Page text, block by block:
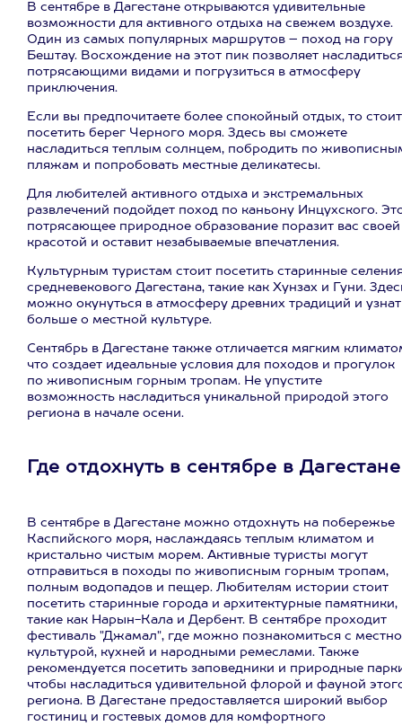
В сентябре в Дагестане открываются удивительные
возможности для активного отдыха на свежем воздухе.
Один из самых популярных маршрутов – поход на гору
Бештау. Восхождение на этот пик позволяет
потрясающими видами и погрузиться в атмосферу
приключения.
Если вы предпочитаете более спокойный отдых, то стоит
посетить берег Черного моря. Здесь вы сможете
насладиться теплым солнцем, побродить по
пляжам и попробовать местные деликатесы.
Для любителей активного отдыха и экстремальных
развлечений подойдет поход по каньону Инцухского.
потрясающее природное образование поразит вас своей
красотой и оставит незабываемые впечатления.
Культурным туристам стоит посетить старинные
средневекового Дагестана, такие как Хунзах и Гуни.
можно окунуться в атмосферу древних традиций и
больше о местной культуре.
Сентябрь в Дагестане также отличается мягким
что создает идеальные условия для походов и прогулок
по живописным горным тропам. Не упустите
возможность насладиться уникальной природой этого
региона в начале осени.
Где отдохнуть в сентябре в Дагестане
В сентябре в Дагестане можно отдохнуть на побережье
Каспийского моря, наслаждаясь теплым климатом и
кристально чистым морем. Активные туристы могут
отправиться в походы по живописным горным тропам,
полным водопадов и пещер. Любителям истории стоит
посетить старинные города и архитектурные памятники,
такие как Нарын-Кала и Дербент. В сентябре проходит
фестиваль "Джамал", где можно познакомиться с
культурой, кухней и народными ремеслами. Также
рекомендуется посетить заповедники и природные
чтобы насладиться удивительной флорой и фауной
региона. В Дагестане предоставляется широкий выбор
гостиниц и гостевых домов для комфортного